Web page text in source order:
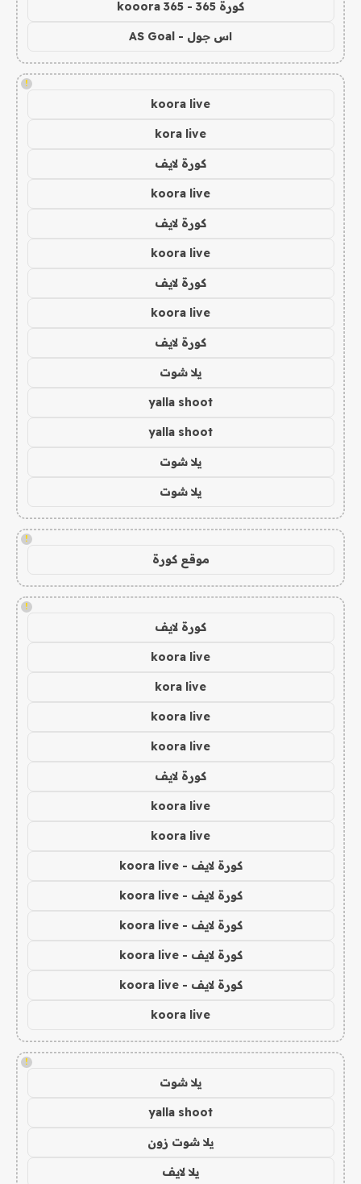
كورة 365 - kooora 365
اس جول - AS Goal
!
koora live
kora live
كورة لايف
koora live
كورة لايف
koora live
كورة لايف
koora live
كورة لايف
يلا شوت
yalla shoot
yalla shoot
يلا شوت
يلا شوت
!
موقع كورة
!
كورة لايف
koora live
kora live
koora live
koora live
كورة لايف
koora live
koora live
كورة لايف - koora live
كورة لايف - koora live
كورة لايف - koora live
كورة لايف - koora live
كورة لايف - koora live
koora live
!
يلا شوت
yalla shoot
يلا شوت زون
يلا لايف